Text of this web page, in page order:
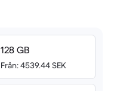
128 GB
Från: 4539.44 SEK